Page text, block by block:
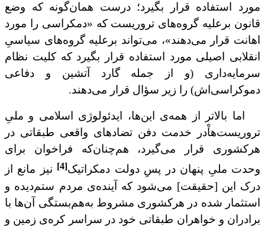
مورد استفاده قرار بگیرد؛ درست ‌همان‌گونه که وضع
قانون برعلیه گروه‌های تروریست که «دمکراسی را مورد
اهانت قرار می‌دهند»، می‌تواند برعلیه گروه‌های سیاسیِ
انقلابی
اصیلی مورد استفاده قرار بگیرد کهکلیت نظام
سرمایه‌داری (و از جمله گارد آتشین و دفاعی
دموکراسی‌اش) را زیر سؤال قرار می‌دهند.
اما بالاتر از همه‌ی این‌ها، ایدئولوژی اسلامی و ملی
تروریست‌هادر خدمت دفن تضادهای واقعی طبقاتی در
هرکشوری قرار می‌گیرد، هم‌چنان‌که فراخوان برای
وحدت ملیِ پنهان در پسِ دولت دمکراتیک[4]
نیز مانع از
درک این [حقیقت] می‌شود که آینده‌ی مردم ستم‌دیده و
استثمار شده در هرکشوری مشروط به‌هم‌بستگی آن‌ها با
برادران و خواهران طبقاتی‌ خود در سراسر کره‌ی زمین و